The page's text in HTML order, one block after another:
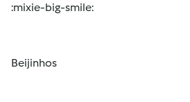
:mixie-big-smile:
Beijinhos